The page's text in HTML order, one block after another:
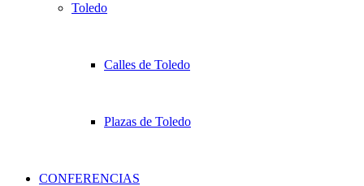
Toledo
Calles de Toledo
Plazas de Toledo
CONFERENCIAS